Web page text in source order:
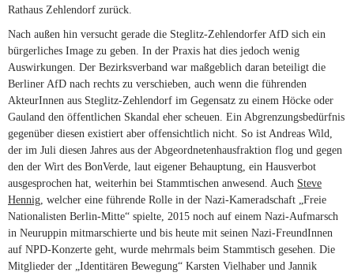
Rathaus Zehlendorf zurück.
Nach außen hin versucht gerade die Steglitz-Zehlendorfer AfD sich ein
bürgerliches Image zu geben. In der Praxis hat dies jedoch wenig
Auswirkungen. Der Bezirksverband war maßgeblich daran beteiligt die
Berliner AfD nach rechts zu verschieben, auch wenn die führenden
AkteurInnen aus Steglitz-Zehlendorf im Gegensatz zu einem Höcke oder
Gauland den öffentlichen Skandal eher scheuen. Ein Abgrenzungsbedürfnis
gegenüber diesen existiert aber offensichtlich nicht. So ist Andreas Wild,
der im Juli diesen Jahres aus der Abgeordnetenhausfraktion flog und gegen
den der Wirt des BonVerde, laut eigener Behauptung, ein Hausverbot
ausgesprochen hat, weiterhin bei Stammtischen anwesend. Auch Steve
Hennig, welcher eine führende Rolle in der Nazi-Kameradschaft „Freie
Nationalisten Berlin-Mitte“ spielte, 2015 noch auf einem Nazi-Aufmarsch
in Neuruppin mitmarschierte und bis heute mit seinen Nazi-FreundInnen
auf NPD-Konzerte geht, wurde mehrmals beim Stammtisch gesehen. Die
Mitglieder der „Identitären Bewegung“ Karsten Vielhaber und Jannik